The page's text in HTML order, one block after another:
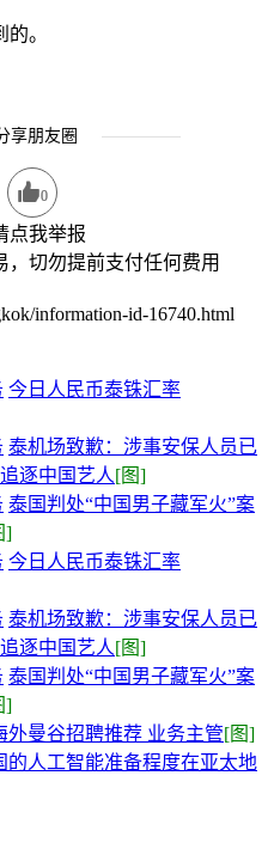
。
享朋友圈
0
点我举报
，切勿提前支付任何费用
information-id-16740.html
今日人民币泰铢汇率
泰机场致歉：涉事安保人员已
逐中国艺人[图]
泰国判处“中国男子藏军火”案
]
今日人民币泰铢汇率
泰机场致歉：涉事安保人员已
逐中国艺人[图]
泰国判处“中国男子藏军火”案
]
外曼谷招聘推荐 业务主管[图]
的人工智能准备程度在亚太地